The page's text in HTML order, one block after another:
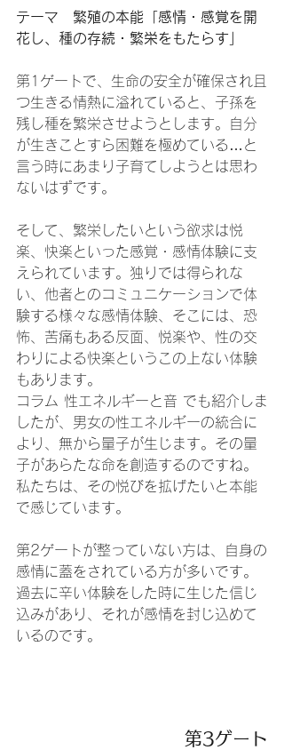
テーマ　繁殖の本能「感情・感覚を開
花し、種の存続・繁栄をもたらす」
第1ゲートで、生命の安全が確保され且
つ生きる情熱に溢れていると、子孫を
残し種を繁栄させようとします。自分
が生きことすら困難を極めている…と
言う時にあまり子育てしようとは思わ
ないはずです。
そして、繁栄したいという欲求は悦
楽、快楽といった感覚・感情体験に支
えられています。独りでは得られな
い、他者とのコミュニケーションで体
験する様々な感情体験、そこには、恐
怖、苦痛もある反面、悦楽や、性の交
わりによる快楽というこの上ない体験
もあります。
コラム 性エネルギーと音 でも紹介しま
したが、男女の性エネルギーの統合に
より、無から量子が生じます。その量
子があらたな命を創造するのですね。
私たちは、その悦びを拡げたいと本能
で感じています。
第2ゲートが整っていない方は、自身の
感情に蓋をされている方が多いです。
過去に辛い体験をした時に生じた信じ
込みがあり、それが感情を封じ込めて
いるのです。
第3ゲート